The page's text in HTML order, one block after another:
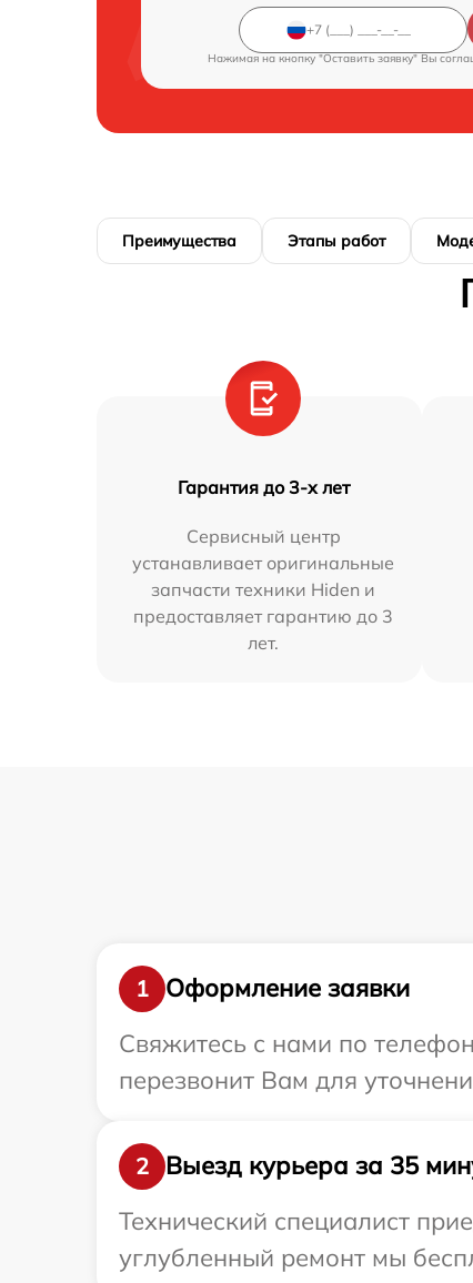
Нажимая на кнопку "Оставить заявку" Вы
Преимущества Этапы работ
Гарантия до 3-х лет
Сервисный центр
устанавливает оригинальные
запчасти техники Hiden и
предоставляет гарантию до 3
лет.
1
Оформление заявки
Свяжитесь с нами по
перезвонит Вам для
2
Выезд курьера за 35
Технический специалист
углубленный ремонт мы